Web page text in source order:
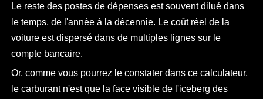
Le reste des postes de dépenses est souvent dilué dans
le temps, de l'année à la décennie. Le coût réel de la
voiture est dispersé dans de multiples lignes sur le
compte bancaire.
Or, comme vous pourrez le constater dans ce calculateur,
le carburant n'est que la face visible de l'iceberg des